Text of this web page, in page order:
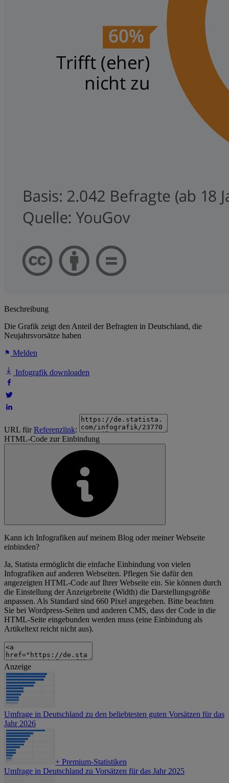
Beschreibung
Die Grafik zeigt den Anteil der Befragten in Deutschland, die
Neujahrsvorsätze haben
Melden
Infografik downloaden
URL fürReferenzlink:
HTML-Code zur Einbindung
Kann ich Infografiken auf meinem Blog oder meiner Webseite
einbinden?
Ja, Statista ermöglicht die einfache Einbindung von vielen
Infografiken auf anderen Webseiten. Pflegen Sie dafür den
angezeigten HTML-Code auf Ihrer Webseite ein. Sie können durch
die Einstellung der Anzeigebreite (Width) die Darstellungsgröße
anpassen. Als Standard sind 660 Pixel angegeben. Bitte beachten
Sie bei Wordpress-Seiten und anderen CMS, dass der Code in die
HTML-Seite eingebunden werden muss (eine Einbindung als
Artikeltext reicht nicht aus).
Anzeige
Umfrage in Deutschland zu den beliebtesten guten Vorsätzen für das
Jahr 2026
+ Premium-Statistiken
Umfrage in Deutschland zu Vorsätzen für das Jahr 2025